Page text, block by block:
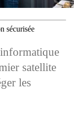
sécurisée
satellite
les